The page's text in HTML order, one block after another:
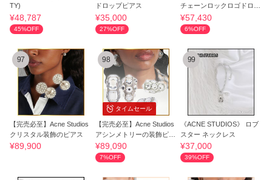
TY)
¥48,787
45%OFF
ドロップピアス
¥35,000
27%OFF
チェーンロックロゴドロッ
プピアス
¥57,430
6%OFF
97
【完売必至】Acne Studios
クリスタル装飾のピアス
¥89,900
タイムセール
98
【完売必至】Acne Studios
アシンメトリーの装飾ピア
ス
¥89,090
7%OFF
99
《ACNE STUDIOS》 ロブ
スター ネックレス
¥37,000
39%OFF